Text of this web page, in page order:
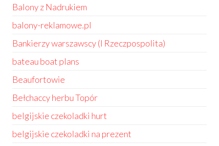
Balony z Nadrukiem
balony-reklamowe.pl
Bankierzy warszawscy (I Rzeczpospolita)
bateau boat plans
Beaufortowie
Bełchaccy herbu Topór
belgijskie czekoladki hurt
belgijskie czekoladki na prezent